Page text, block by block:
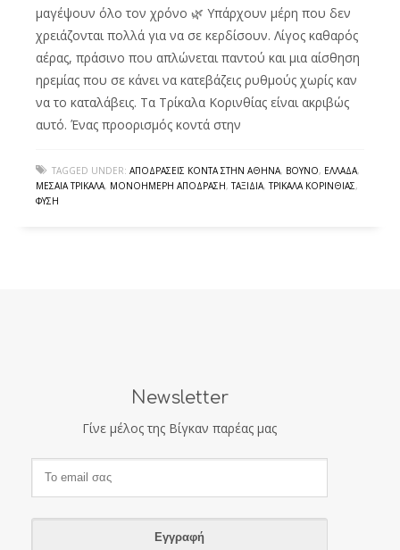
μαγέψουν όλο τον χρόνο 🌿 Υπάρχουν μέρη που δεν
χρειάζονται πολλά για να σε κερδίσουν. Λίγος καθαρός
αέρας, πράσινο που απλώνεται παντού και μια αίσθηση
ηρεμίας που σε κάνει να κατεβάζεις ρυθμούς χωρίς καν
να το καταλάβεις. Τα Τρίκαλα Κορινθίας είναι ακριβώς
αυτό. Ένας προορισμός κοντά στην
TAGGED UNDER: ΑΠΟΔΡΆΣΕΙΣ ΚΟΝΤΆ ΣΤΗΝ ΑΘΉΝΑ, ΒΟΥΝΌ, ΕΛΛΆΔΑ,
ΜΕΣΑΊΑ ΤΡΊΚΑΛΑ, ΜΟΝΟΉΜΕΡΗ ΑΠΌΔΡΑΣΗ,ΤΑΞΊΔΙΑ,ΤΡΊΚΑΛΑ ΚΟΡΙΝΘΊΑΣ,
ΦΎΣΗ
Newsletter
Γίνε μέλος της Βίγκαν παρέας μας